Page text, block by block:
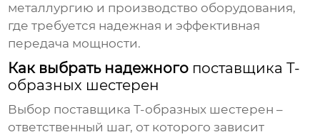
металлургию и производство оборудования,
где требуется надежная и эффективная
передача мощности.
Как выбрать надежного поставщика Т-
образных шестерен
Выбор поставщика Т-образных шестерен –
ответственный шаг, от которого зависит